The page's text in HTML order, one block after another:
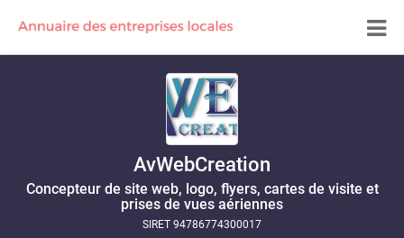
AvWebCreation
Concepteur de site web, logo, flyers, cartes de visite et
prises de vues aériennes
SIRET 94786774300017